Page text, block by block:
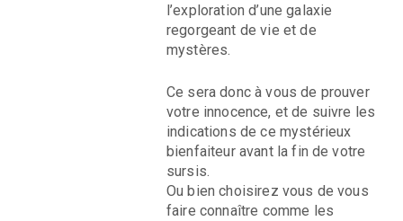
l’exploration d’une galaxie
regorgeant de vie et de
mystères.
Ce sera donc à vous de prouver
votre innocence, et de suivre les
indications de ce mystérieux
bienfaiteur avant la fin de votre
sursis.
Ou bien choisirez vous de vous
faire connaître comme les